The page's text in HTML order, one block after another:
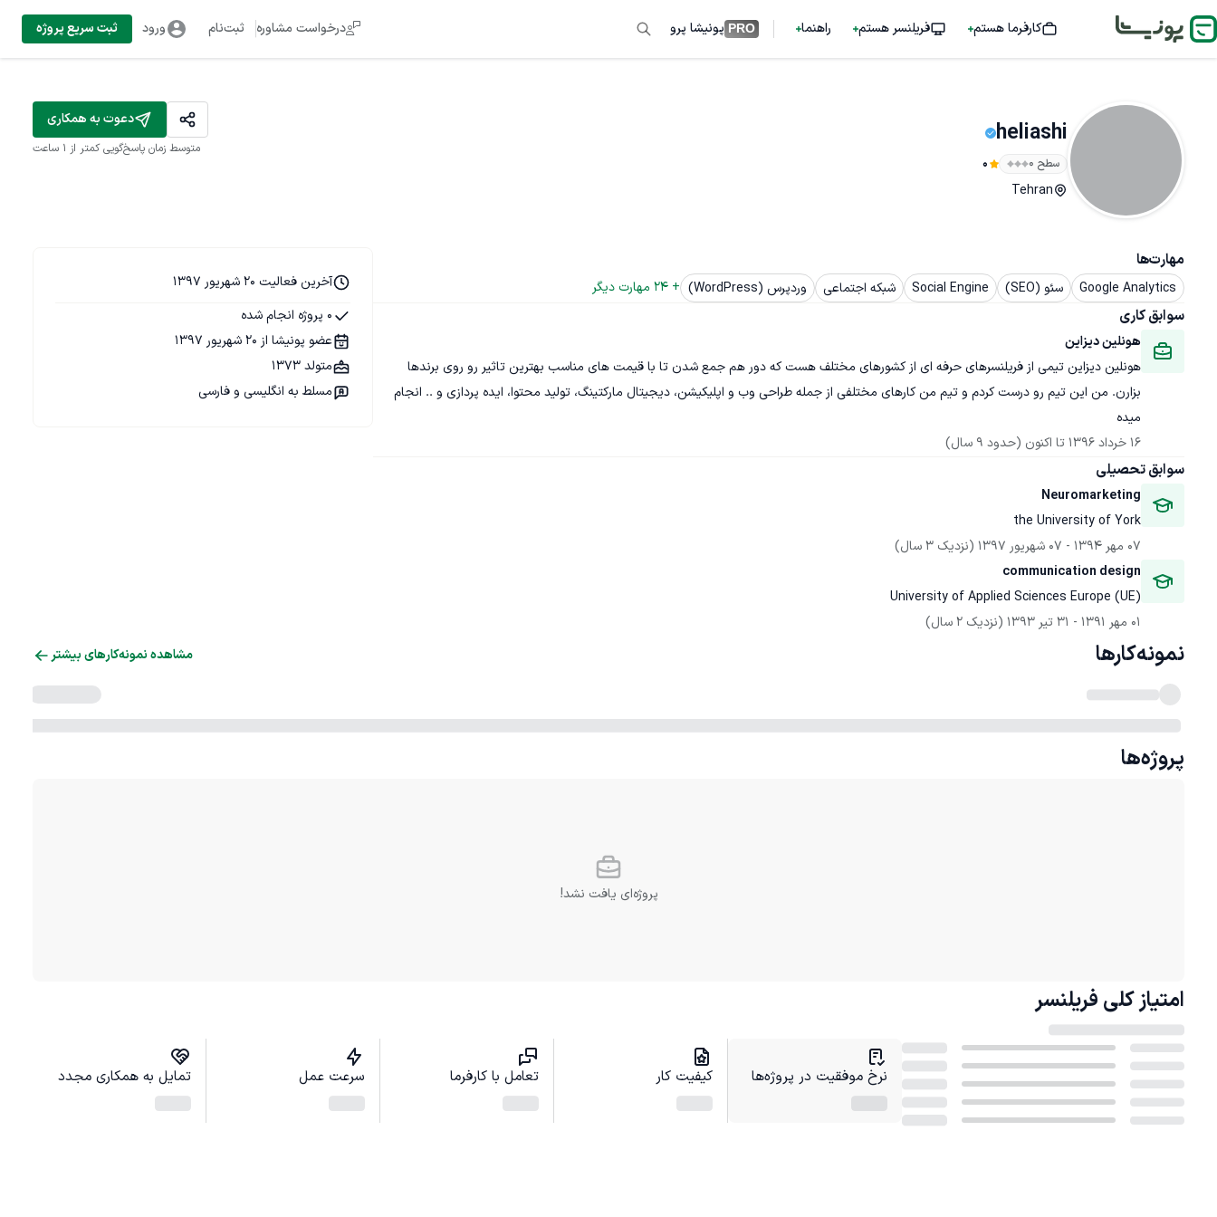
کارفرما هستم فریلنسر هستم راهنما PRO پونیشا پرو درخواست مشاوره ثبت‌نام ورود ثبت سریع پروژه
heliashi
سطح ۰ 0
Tehran
دعوت به همکاری
متوسط زمان پاسخ‌گویی کمتر از 1 ساعت
مهارت‌ها
Google Analytics سئو (SEO) Social Engine شبکه اجتماعی وردپرس (WordPress) +
24 مهارت دیگر
سوابق کاری
هونلین دیزاین
هونلین دیزاین تیمی از فریلنسرهای حرفه ای از کشورهای مختلف هست که دور هم جمع شدن تا با قیمت های مناسب بهترین تاثیر رو روی برندها
بزارن. من این تیم رو درست کردم و تیم من کارهای مختلفی از جمله طراحی وب و اپلیکیشن، دیجیتال مارکتینگ، تولید محتوا، ایده پردازی و .. انجام
میده
16 خرداد 1396
تا اکنون (حدود 9 سال)
سوابق تحصیلی
Neuromarketing
the University of York
07 مهر 1394
- 07 شهریور 1397
(نزدیک 3 سال)
communication design
University of Applied Sciences Europe (UE)
01 مهر 1391
- 31 تیر 1393 (نزدیک 2 سال)
آخرین فعالیت 20 شهریور 1397
0 پروژه انجام شده
عضو پونیشا از 20 شهریور 1397
متولد 1373
مسلط به انگلیسی و فارسی
نمونه‌کارها مشاهده نمونه‌کارهای بیشتر
پروژه‌ها
پروژه‌ای یافت نشد!
امتیاز کلی فریلنسر
نرخ موفقیت در پروژه‌ها کیفیت کار تعامل با کارفرما سرعت عمل تمایل به همکاری مجدد